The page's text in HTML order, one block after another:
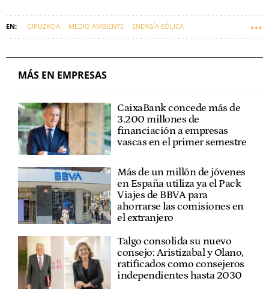
GIPUZKOA MEDIO AMBIENTE ENERGÍA EÓLICA
MÁS EN EMPRESAS
CaixaBank concede más de
3.200 millones de
financiación a empresas
vascas en el primer semestre
Más de un millón de jóvenes
en España utiliza ya el Pack
Viajes de BBVA para
ahorrarse las comisiones en
el extranjero
Talgo consolida su nuevo
consejo: Aristizabal y Olano,
ratificados como consejeros
independientes hasta 2030